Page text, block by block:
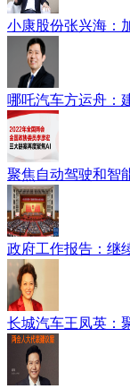
小康股份张兴海：
哪吒汽车方运舟：
聚焦自动驾驶和智
政府工作报告：继
长城汽车王凤英：